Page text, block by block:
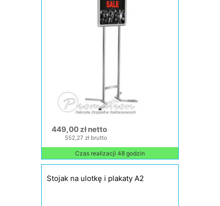
449,00 zł netto
552,27 zł brutto
Czas realizacji 48 godzin
Stojak na ulotkę i plakaty A2